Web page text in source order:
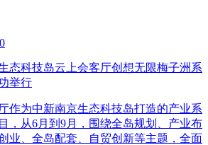
态科技岛云上会客厅创想无限梅子洲系
举行
作为中新南京生态科技岛打造的产业系
，从6月到9月，围绕全岛规划、产业布
业、全岛配套、自贸创新等主题，全面